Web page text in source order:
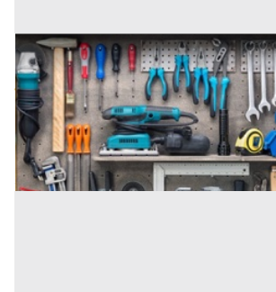
Attrezzature ed Utensili all'asta a
Serradifalco (Caltanissetta)
Offerta minima
748,88 €
Codice asta:BA4221377
Asta chiusa